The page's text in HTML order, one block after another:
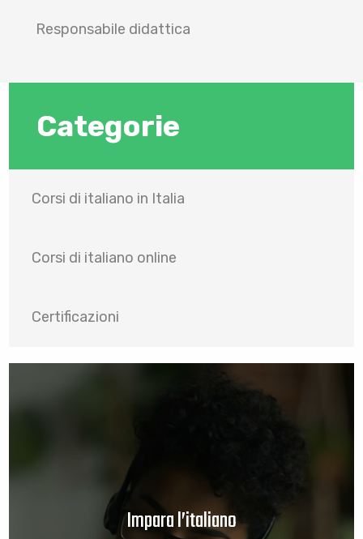
Responsabile didattica
Categorie
Corsi di italiano in Italia
Corsi di italiano online
Certificazioni
Impara l’italiano